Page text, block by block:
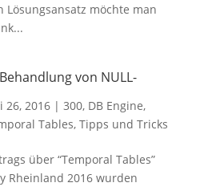
Lösungsansatz möchte man
von NULL-
26, 2016| 300, DB Engine,
Tables, Tipps und Tricks
über “Temporal Tables”
Rheinland 2016 wurden